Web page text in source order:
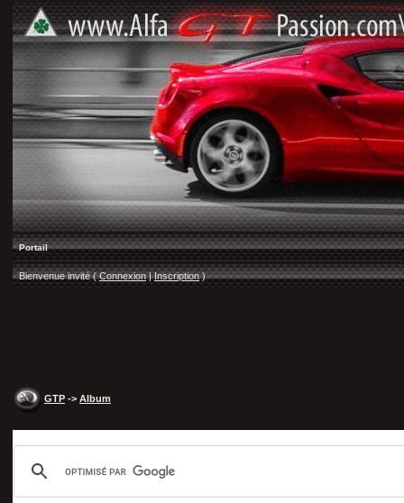
Portail
Bienvenue invité ( Connexion |Inscription)
GTP -> Album